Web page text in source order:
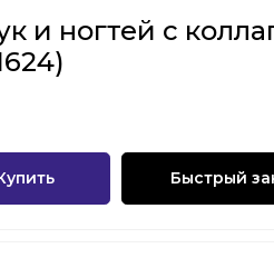
и ногтей с
Быстрый